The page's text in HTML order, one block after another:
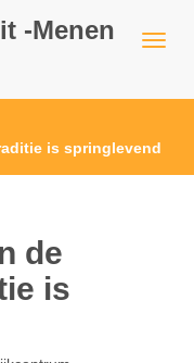
-Menen
is springlevend
de
is